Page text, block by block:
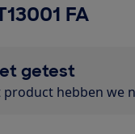
FA
getest
product hebben we